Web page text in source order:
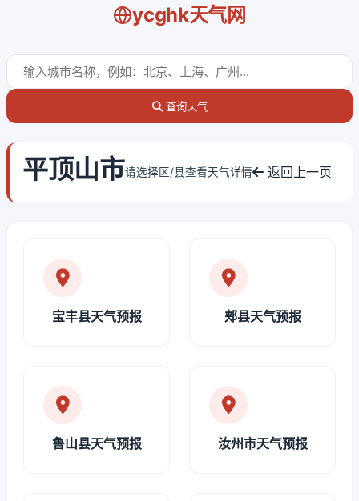
ycghk天气网
查询天气
平顶山市请选择区/县查看天气详情 返回上一页
宝丰县天气预报 郏县天气预报
鲁山县天气预报 汝州市天气预报